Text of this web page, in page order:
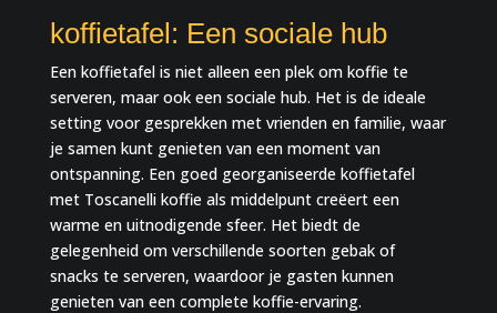
koffietafel: Een sociale hub
Een koffietafel is niet alleen een plek om koffie te
serveren, maar ook een sociale hub. Het is de ideale
setting voor gesprekken met vrienden en familie, waar
je samen kunt genieten van een moment van
ontspanning. Een goed georganiseerde koffietafel
met Toscanelli koffie als middelpunt creëert een
warme en uitnodigende sfeer. Het biedt de
gelegenheid om verschillende soorten gebak of
snacks te serveren, waardoor je gasten kunnen
genieten van een complete koffie-ervaring.